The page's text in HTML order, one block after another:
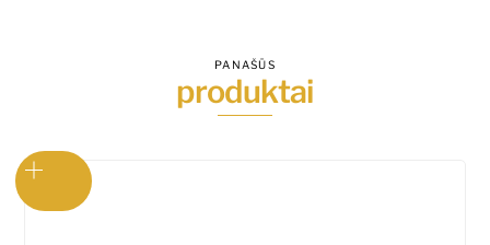
(5
cm).
Kaina
PANAŠŪS
produktai